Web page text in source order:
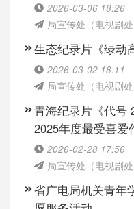
2026-03-06 18:26
局宣传处（电视剧处
生态纪录片《绿动
2026-03-02 18:11
局宣传处（电视剧处
青海纪录片《代号
2025年度最受喜爱
2026-02-28 17:56
局宣传处（电视剧处
省广电局机关青年